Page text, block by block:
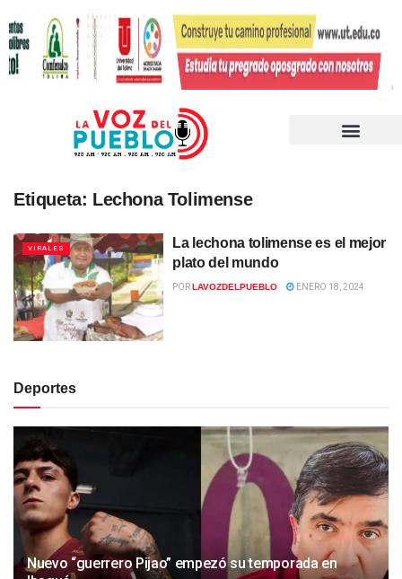
Etiqueta: Lechona Tolimense
VIRALES
La lechona tolimense es el mejor
plato del mundo
PORLAVOZDELPUEBLO ENERO 18, 2024
Deportes
Nuevo “guerrero Pijao” empezó su temporada en